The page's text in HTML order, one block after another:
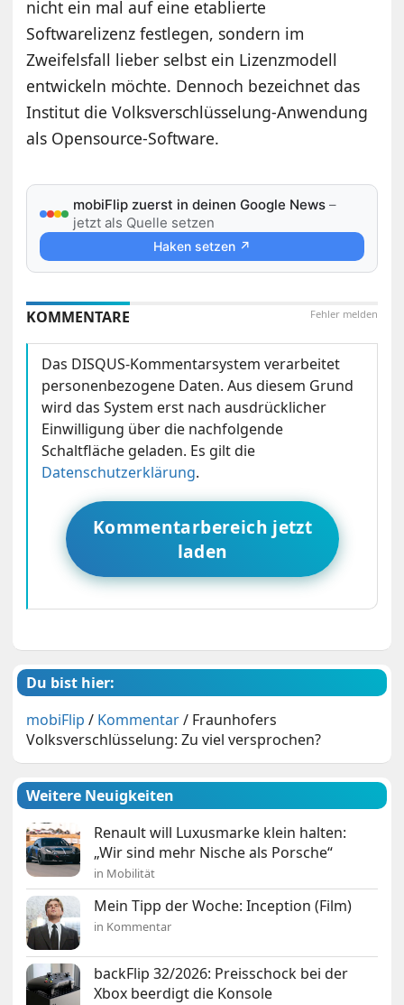
nicht ein mal auf eine etablierte
Softwarelizenz festlegen, sondern im
Zweifelsfall lieber selbst ein Lizenzmodell
entwickeln möchte. Dennoch bezeichnet das
Institut die Volksverschlüsselung-Anwendung
als Opensource-Software.
mobiFlip zuerst in deinen Google News –
jetzt als Quelle setzen
Haken setzen ↗
Fehler melden
KOMMENTARE
Das DISQUS-Kommentarsystem verarbeitet
personenbezogene Daten. Aus diesem Grund
wird das System erst nach ausdrücklicher
Einwilligung über die nachfolgende
Schaltfläche geladen. Es gilt die
Datenschutzerklärung.
Kommentarbereich jetzt
laden
Du bist hier:
mobiFlip / Kommentar/ Fraunhofers
Volksverschlüsselung: Zu viel versprochen?
Weitere Neuigkeiten
Renault will Luxusmarke klein halten:
„Wir sind mehr Nische als Porsche“
in Mobilität
Mein Tipp der Woche: Inception (Film)
in Kommentar
backFlip 32/2026: Preisschock bei der
Xbox beerdigt die Konsole